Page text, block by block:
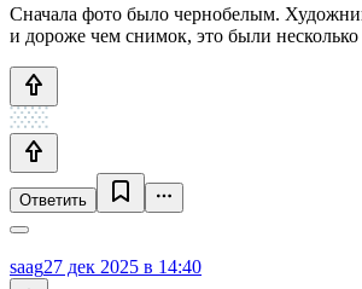
Сначала фото было чернобелым.
и дороже чем снимок, это были
Ответить
saag27 дек 2025 в 14:40